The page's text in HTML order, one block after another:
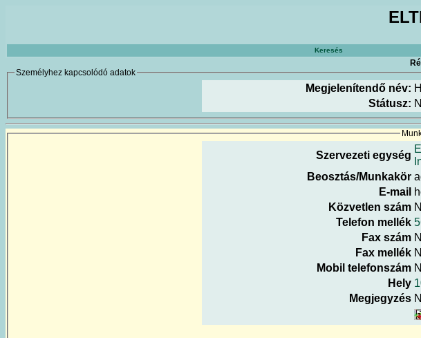
Keresés
Személyhez kapcsolódó adatok
Megjelenítendő név:
Státusz:
Szervezeti egység
Beosztás/Munkakör
E-mail
Közvetlen szám
Telefon mellék
Fax szám
Fax mellék
Mobil telefonszám
Hely
Megjegyzés